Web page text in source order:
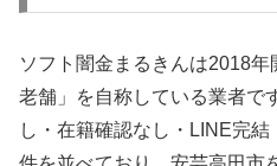
ソフト闇金まるきんは2018
老舗」を自称している業者で
し・在籍確認なし・LINE完